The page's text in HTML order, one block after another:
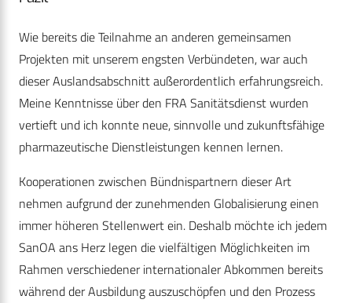
Wie bereits die Teilnahme an anderen gemeinsamen
Projekten mit unserem engsten Verbündeten, war auch
dieser Auslandsabschnitt außerordentlich erfahrungsreich.
Meine Kenntnisse über den FRA Sanitätsdienst wurden
vertieft und ich konnte neue, sinnvolle und zukunftsfähige
pharmazeutische Dienstleistungen kennen lernen.
Kooperationen zwischen Bündnispartnern dieser Art
nehmen aufgrund der zunehmenden Globalisierung einen
immer höheren Stellenwert ein. Deshalb möchte ich jedem
SanOA ans Herz legen die vielfältigen Möglichkeiten im
Rahmen verschiedener internationaler Abkommen bereits
während der Ausbildung auszuschöpfen und den Prozess